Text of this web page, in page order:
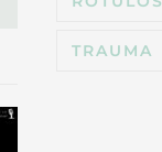
TRAUMA